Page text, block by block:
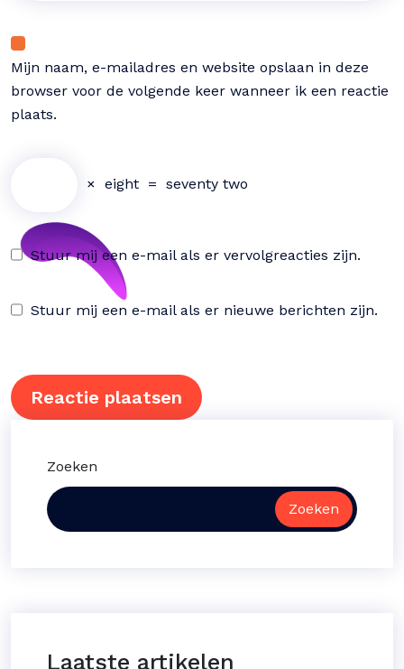
Mijn naam, e-mailadres en website opslaan in deze
browser voor de volgende keer wanneer ik een reactie
plaats.
× eight = seventy two
Stuur mij een e-mail als er vervolgreacties zijn.
Stuur mij een e-mail als er nieuwe berichten zijn.
Zoeken
Zoeken
Laatste artikelen